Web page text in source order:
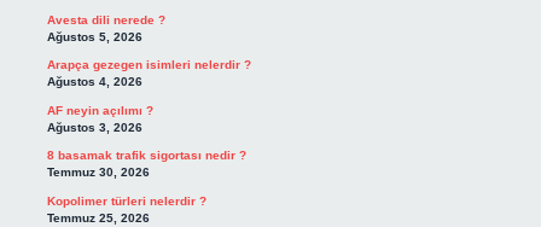
Avesta dili nerede ?
Ağustos 5, 2026
Arapça gezegen isimleri nelerdir ?
Ağustos 4, 2026
AF neyin açılımı ?
Ağustos 3, 2026
8 basamak trafik sigortası nedir ?
Temmuz 30, 2026
Kopolimer türleri nelerdir ?
Temmuz 25, 2026